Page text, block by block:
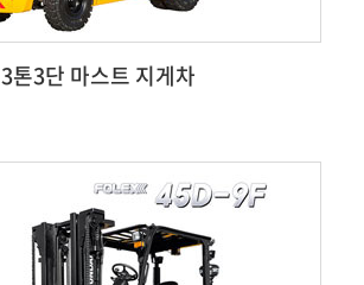
3톤3단 마스트 지게차